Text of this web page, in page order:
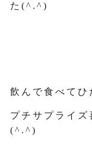
た(^.^)
飲んで食べて
プチサプライズ
(^.^)